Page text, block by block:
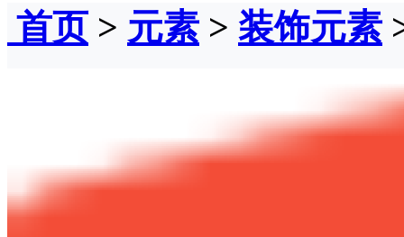
首页> 元素 > 装饰元素